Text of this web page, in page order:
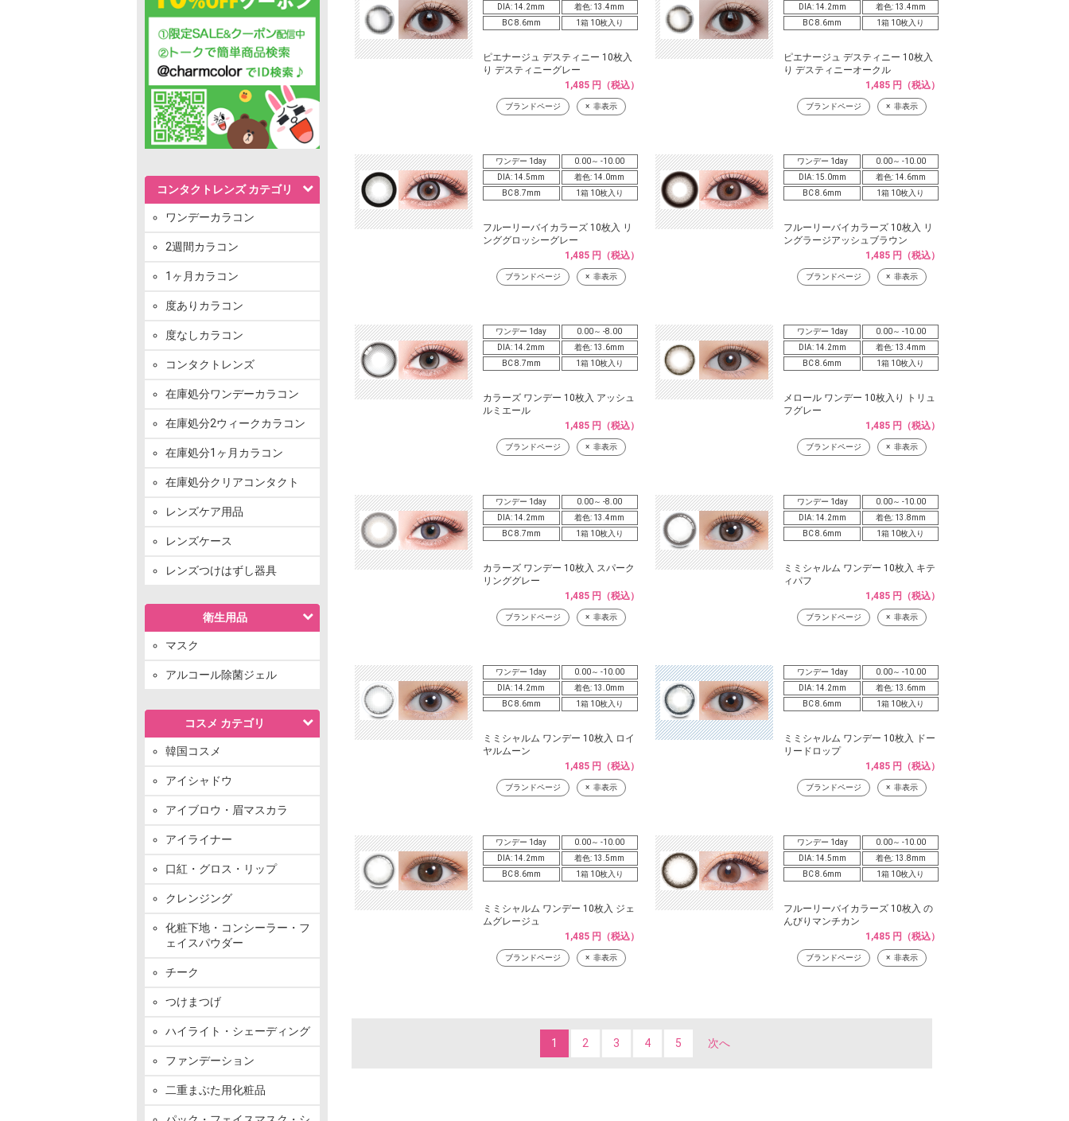
コンタクトレンズ カテゴリ
ワンデーカラコン
2週間カラコン
1ヶ月カラコン
度ありカラコン
度なしカラコン
コンタクトレンズ
在庫処分ワンデーカラコン
在庫処分2ウィークカラコン
在庫処分1ヶ月カラコン
在庫処分クリアコンタクト
レンズケア用品
レンズケース
レンズつけはずし器具
衛生用品
マスク
アルコール除菌ジェル
コスメ カテゴリ
韓国コスメ
アイシャドウ
アイブロウ・眉マスカラ
アイライナー
口紅・グロス・リップ
クレンジング
化粧下地・コンシーラー・フ
ェイスパウダー
チーク
つけまつげ
ハイライト・シェーディング
ファンデーション
二重まぶた用化粧品
DIA: 14.2mm
着色: 13.4mm
BC 8.6mm
1箱 10枚入り
ピエナージュ デスティニー 10枚入
り デスティニーグレー
1,485 円（税込）
ブランドページ 非表示
DIA: 14.2mm
着色: 13.4mm
BC 8.6mm
1箱 10枚入り
ピエナージュ デスティニー 10枚入
り デスティニーオークル
1,485 円（税込）
ブランドページ 非表示
ワンデー 1day
0.00～ -10.00
DIA: 14.5mm
着色: 14.0mm
BC 8.7mm
1箱 10枚入り
フルーリーバイカラーズ 10枚入 リ
ンググロッシーグレー
1,485 円（税込）
ブランドページ 非表示
ワンデー 1day
0.00～ -10.00
DIA: 15.0mm
着色: 14.6mm
BC 8.6mm
1箱 10枚入り
フルーリーバイカラーズ 10枚入 リ
ングラージアッシュブラウン
1,485 円（税込）
ブランドページ 非表示
ワンデー 1day
0.00～ -8.00
DIA: 14.2mm
着色: 13.6mm
BC 8.7mm
1箱 10枚入り
カラーズ ワンデー 10枚入 アッシュ
ルミエール
1,485 円（税込）
ブランドページ 非表示
ワンデー 1day
0.00～ -10.00
DIA: 14.2mm
着色: 13.4mm
BC 8.6mm
1箱 10枚入り
メロール ワンデー 10枚入り トリュ
フグレー
1,485 円（税込）
ブランドページ 非表示
ワンデー 1day
0.00～ -8.00
DIA: 14.2mm
着色: 13.4mm
BC 8.7mm
1箱 10枚入り
カラーズ ワンデー 10枚入 スパーク
リンググレー
1,485 円（税込）
ブランドページ 非表示
ワンデー 1day
0.00～ -10.00
DIA: 14.2mm
着色: 13.8mm
BC 8.6mm
1箱 10枚入り
ミミシャルム ワンデー 10枚入 キテ
ィパフ
1,485 円（税込）
ブランドページ 非表示
ワンデー 1day
0.00～ -10.00
DIA: 14.2mm
着色: 13.0mm
BC 8.6mm
1箱 10枚入り
ミミシャルム ワンデー 10枚入 ロイ
ヤルムーン
1,485 円（税込）
ブランドページ 非表示
ワンデー 1day
0.00～ -10.00
DIA: 14.2mm
着色: 13.6mm
BC 8.6mm
1箱 10枚入り
ミミシャルム ワンデー 10枚入 ドー
リードロップ
1,485 円（税込）
ブランドページ 非表示
ワンデー 1day
0.00～ -10.00
DIA: 14.2mm
着色: 13.5mm
BC 8.6mm
1箱 10枚入り
ミミシャルム ワンデー 10枚入 ジェ
ムグレージュ
1,485 円（税込）
ブランドページ 非表示
ワンデー 1day
0.00～ -10.00
DIA: 14.5mm
着色: 13.8mm
BC 8.6mm
1箱 10枚入り
フルーリーバイカラーズ 10枚入 の
んびりマンチカン
1,485 円（税込）
ブランドページ 非表示
1 2 3 4 5 次へ